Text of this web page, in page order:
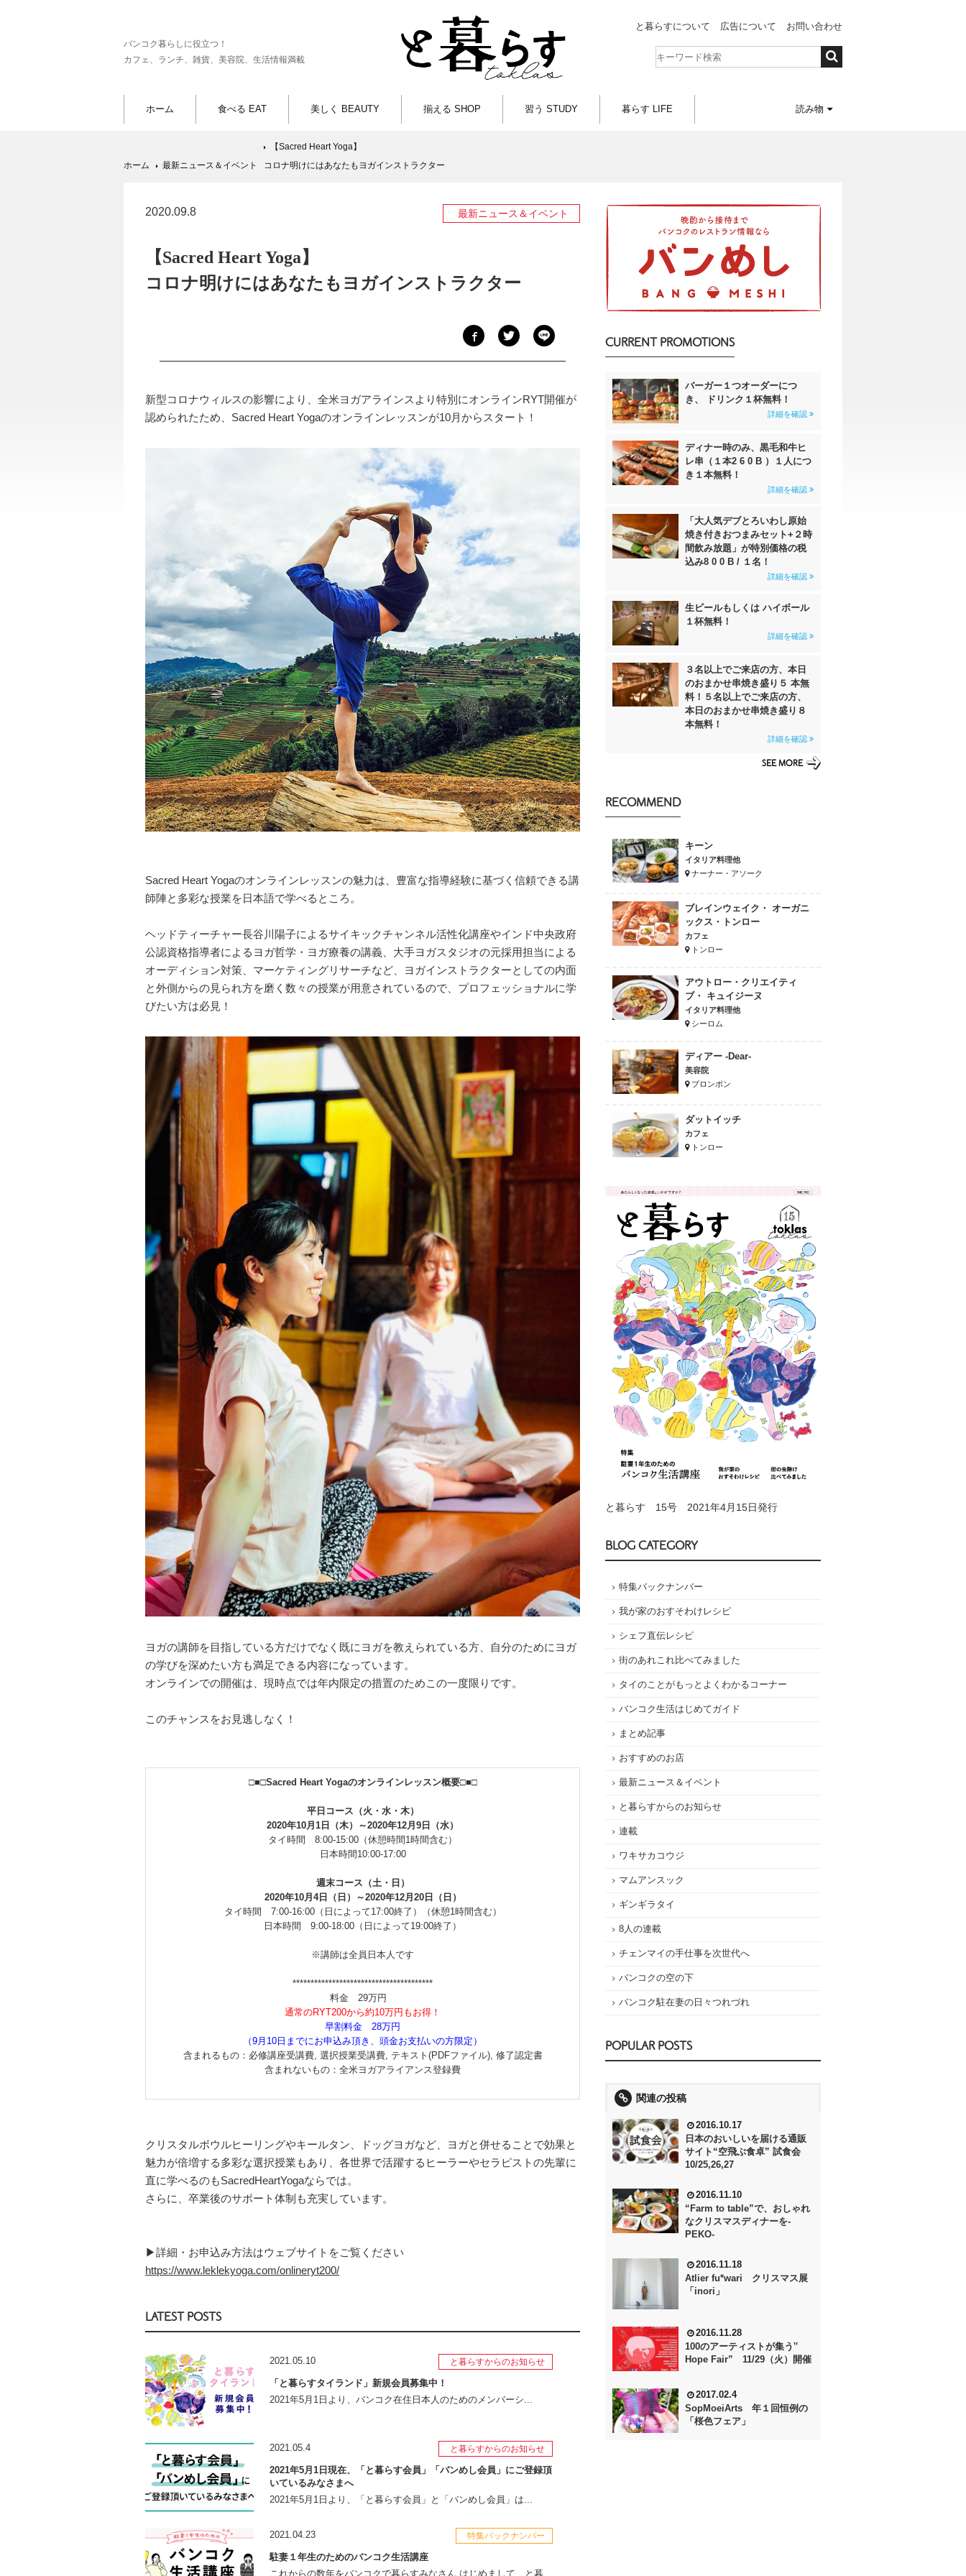
バンコク暮らしに役立つ！
カフェ、ランチ、雑貨、美容院、生活情報満載
と暮らすについて 広告について お問い合わせ
ホーム 食べる EAT 美しく BEAUTY 揃える SHOP 習う STUDY 暮らす LIFE 読み物
ホーム 最新ニュース＆イベント
【Sacred Heart Yoga】
コロナ明けにはあなたもヨガインストラクター
2020.09.8 最新ニュース＆イベント
【Sacred Heart Yoga】
コロナ明けにはあなたもヨガインストラクター
新型コロナウィルスの影響により、全米ヨガアラインスより特別にオンラインRYT開催が
認められたため、Sacred Heart Yogaのオンラインレッスンが10月からスタート！
Sacred Heart Yogaのオンラインレッスンの魅力は、豊富な指導経験に基づく信頼できる講
師陣と多彩な授業を日本語で学べるところ。
ヘッドティーチャー長谷川陽子によるサイキックチャンネル活性化講座やインド中央政府
公認資格指導者によるヨガ哲学・ヨガ療養の講義、大手ヨガスタジオの元採用担当による
オーディション対策、マーケティングリサーチなど、ヨガインストラクターとしての内面
と外側からの見られ方を磨く数々の授業が用意されているので、プロフェッショナルに学
びたい方は必見！
ヨガの講師を目指している方だけでなく既にヨガを教えられている方、自分のためにヨガ
の学びを深めたい方も満足できる内容になっています。
オンラインでの開催は、現時点では年内限定の措置のためこの一度限りです。
このチャンスをお見逃しなく！
□■□Sacred Heart Yogaのオンラインレッスン概要□■□
平日コース（火・水・木）
2020年10月1日（木）～2020年12月9日（水）
タイ時間 8:00-15:00（休憩時間1時間含む）
日本時間10:00-17:00
週末コース（土・日）
2020年10月4日（日）～2020年12月20日（日）
タイ時間 7:00-16:00（日によって17:00終了）（休憩1時間含む）
日本時間 9:00-18:00（日によって19:00終了）
※講師は全員日本人です
***************************************
料金 29万円
通常のRYT200から約10万円もお得！
早割料金 28万円
（9月10日までにお申込み頂き、頭金お支払いの方限定）
含まれるもの：必修講座受講費, 選択授業受講費, テキスト(PDFファイル), 修了認定書
含まれないもの：全米ヨガアライアンス登録費
クリスタルボウルヒーリングやキールタン、ドッグヨガなど、ヨガと併せることで効果と
魅力が倍増する多彩な選択授業もあり、各世界で活躍するヒーラーやセラピストの先輩に
直に学べるのもSacredHeartYogaならでは。
さらに、卒業後のサポート体制も充実しています。
▶詳細・お申込み方法はウェブサイトをご覧ください
https://www.leklekyoga.com/onlineryt200/
LATEST POSTS
2021.05.10 と暮らすからのお知らせ
「と暮らすタイランド」新規会員募集中！
2021年5月1日より、バンコク在住日本人のためのメンバーシ...
2021.05.4 と暮らすからのお知らせ
2021年5月1日現在、「と暮らす会員」「バンめし会員」にご登録頂
いているみなさまへ
2021年5月1日より、「と暮らす会員」と「バンめし会員」は...
2021.04.23 特集バックナンバー
駐妻１年生のためのバンコク生活講座
これからの数年をバンコクで暮らすみなさん はじめまして、と暮...
CURRENT PROMOTIONS
バーガー１つオーダーにつ
き、 ドリンク１杯無料！
詳細を確認
ディナー時のみ、黒毛和牛ヒ
レ串（１本2 6 0 B ）１人につ
き１本無料！
詳細を確認
「大人気デブとろいわし原始
焼き付きおつまみセット+２時
間飲み放題」が特別価格の税
込み8 0 0 B / １名！
詳細を確認
生ビールもしくは ハイボール
１杯無料！
詳細を確認
３名以上でご来店の方、本日
のおまかせ串焼き盛り５ 本無
料！５名以上でご来店の方、
本日のおまかせ串焼き盛り８
本無料！
詳細を確認
SEE MORE
RECOMMEND
キーン
イタリア料理他
ナーナー・アソーク
ブレインウェイク・ オーガニ
ックス・トンロー
カフェ
トンロー
アウトロー・クリエイティ
ブ・ キュイジーヌ
イタリア料理他
シーロム
ディアー -Dear-
美容院
プロンポン
ダットイッチ
カフェ
トンロー
と暮らす 15号 2021年4月15日発行
BLOG CATEGORY
特集バックナンバー
我が家のおすそわけレシピ
シェフ直伝レシピ
街のあれこれ比べてみました
タイのことがもっとよくわかるコーナー
バンコク生活はじめてガイド
まとめ記事
おすすめのお店
最新ニュース＆イベント
と暮らすからのお知らせ
連載
ワキサカコウジ
マムアンスック
ギンギラタイ
8人の連載
チェンマイの手仕事を次世代へ
バンコクの空の下
バンコク駐在妻の日々つれづれ
POPULAR POSTS
関連の投稿
2016.10.17
日本のおいしいを届ける通販
サイト“空飛ぶ食卓” 試食会
10/25,26,27
2016.11.10
“Farm to table”で、おしゃれ
なクリスマスディナーを‐
PEKO‐
2016.11.18
Atlier fu*wari クリスマス展
「inori」
2016.11.28
100のアーティストが集う‟
Hope Fair” 11/29（火）開催
2017.02.4
SopMoeiArts 年１回恒例の
「桜色フェア」